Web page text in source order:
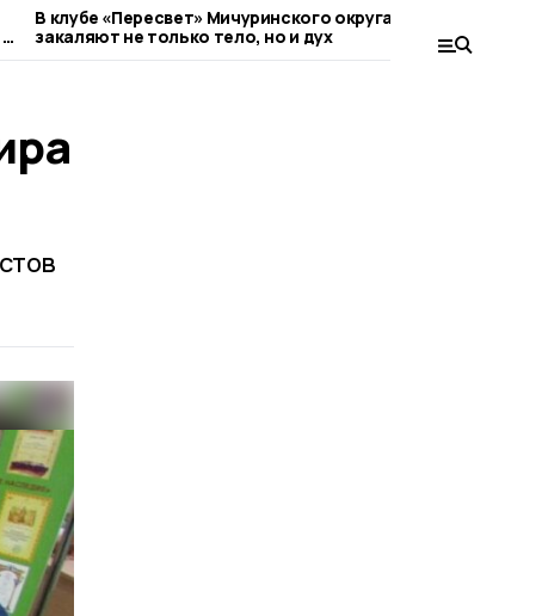
В клубе «Пересвет» Мичуринского округа
закаляют не только тело, но и дух
команда.
наукограда